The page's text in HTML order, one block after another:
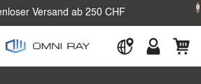
Versand ab 250 CHF
SIGN IN
0